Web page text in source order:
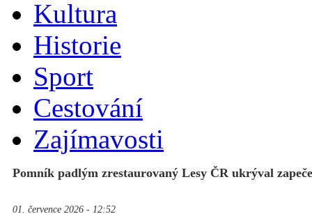
Kultura
Historie
Sport
Cestování
Zajímavosti
Pomník padlým zrestaurovaný Lesy ČR ukrýval
01. července 2026 - 12:52